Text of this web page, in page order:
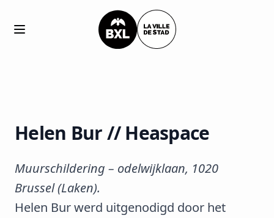
Open main menu
Helen Bur // Heaspace
Muurschildering – odelwijklaan, 1020
Brussel (Laken).
Helen Bur werd uitgenodigd door het